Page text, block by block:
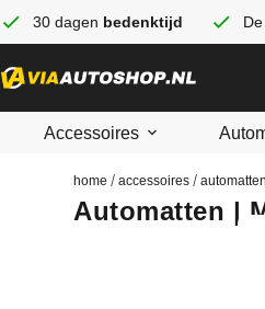
30 dagen bedenktijd
Accessoires
home /accessoires /automatten
Automatten |